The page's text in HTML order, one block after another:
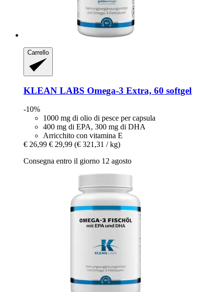
Carrello
KLEAN LABS Omega-​3 Extra, 60 softgel
-10%
1000 mg di olio di pesce per capsula
400 mg di EPA, 300 mg di DHA
Arricchito con vitamina E
€ 26,99 € 29,99 (€ 321,31 / kg)
Consegna entro il giorno 12 agosto